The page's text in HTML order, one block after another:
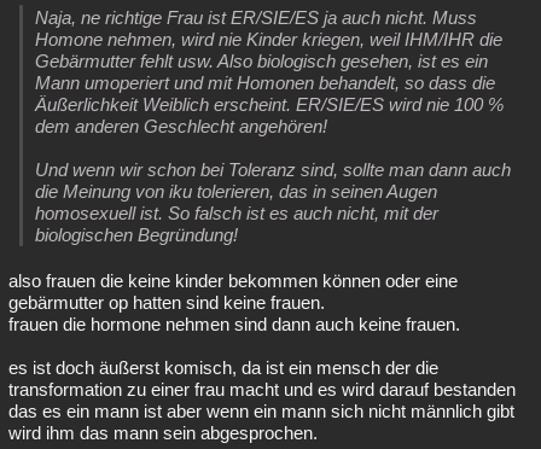
Naja, ne richtige Frau ist ER/SIE/ES ja auch nicht. Muss
Homone nehmen, wird nie Kinder kriegen, weil IHM/IHR die
Gebärmutter fehlt usw. Also biologisch gesehen, ist es ein
Mann umoperiert und mit Homonen behandelt, so dass die
Äußerlichkeit Weiblich erscheint. ER/SIE/ES wird nie 100 %
dem anderen Geschlecht angehören!
Und wenn wir schon bei Toleranz sind, sollte man dann auch
die Meinung von iku tolerieren, das in seinen Augen
homosexuell ist. So falsch ist es auch nicht, mit der
biologischen Begründung!
also frauen die keine kinder bekommen können oder eine
gebärmutter op hatten sind keine frauen.
frauen die hormone nehmen sind dann auch keine frauen.
es ist doch äußerst komisch, da ist ein mensch der die
transformation zu einer frau macht und es wird darauf bestanden
das es ein mann ist aber wenn ein mann sich nicht männlich gibt
wird ihm das mann sein abgesprochen.